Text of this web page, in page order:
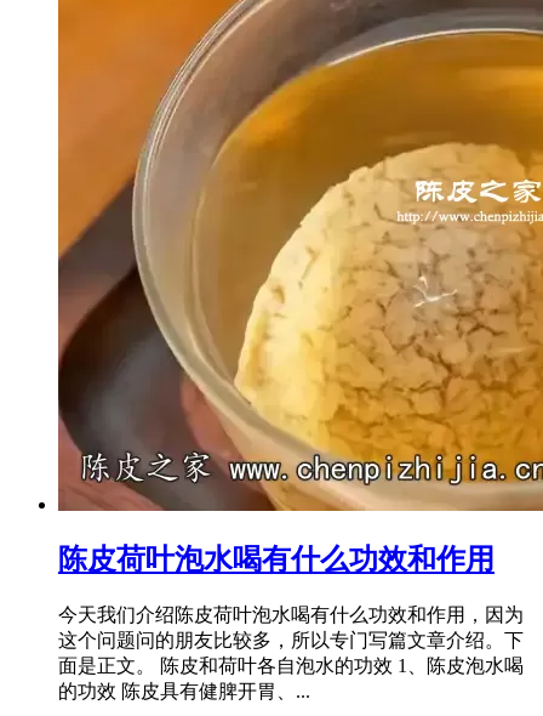
陈皮荷叶泡水喝有什么功效和作用
今天我们介绍陈皮荷叶泡水喝有什么功效和作用，因为
这个问题问的朋友比较多，所以专门写篇文章介绍。下
面是正文。 陈皮和荷叶各自泡水的功效 1、陈皮泡水喝
的功效 陈皮具有健脾开胃、...